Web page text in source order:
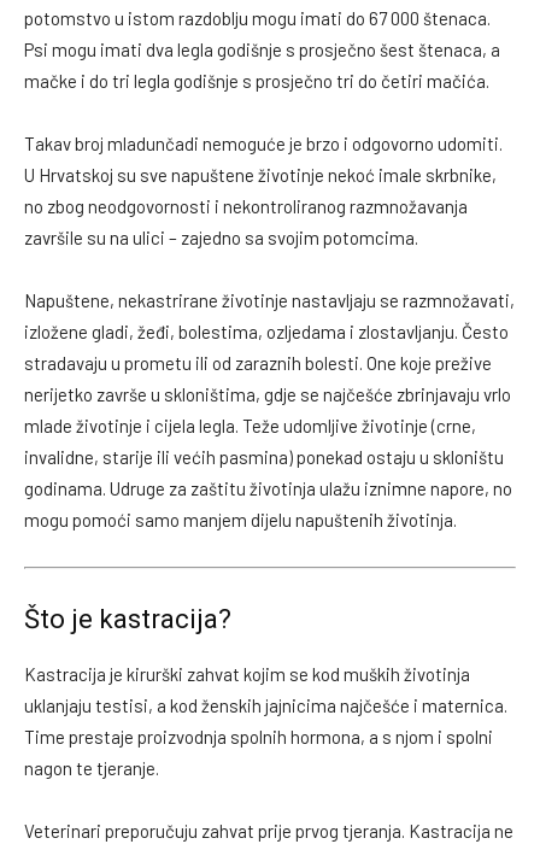
potomstvo u istom razdoblju mogu imati do 67 000 štenaca.
Psi mogu imati dva legla godišnje s prosječno šest štenaca, a
mačke i do tri legla godišnje s prosječno tri do četiri mačića.
Takav broj mladunčadi nemoguće je brzo i odgovorno udomiti.
U Hrvatskoj su sve napuštene životinje nekoć imale skrbnike,
no zbog neodgovornosti i nekontroliranog razmnožavanja
završile su na ulici – zajedno sa svojim potomcima.
Napuštene, nekastrirane životinje nastavljaju se razmnožavati,
izložene gladi, žeđi, bolestima, ozljedama i zlostavljanju. Često
stradavaju u prometu ili od zaraznih bolesti. One koje prežive
nerijetko završe u skloništima, gdje se najčešće zbrinjavaju vrlo
mlade životinje i cijela legla. Teže udomljive životinje (crne,
invalidne, starije ili većih pasmina) ponekad ostaju u skloništu
godinama. Udruge za zaštitu životinja ulažu iznimne napore, no
mogu pomoći samo manjem dijelu napuštenih životinja.
Što je kastracija?
Kastracija je kirurški zahvat kojim se kod muških životinja
uklanjaju testisi, a kod ženskih jajnicima najčešće i maternica.
Time prestaje proizvodnja spolnih hormona, a s njom i spolni
nagon te tjeranje.
Veterinari preporučuju zahvat prije prvog tjeranja. Kastracija ne